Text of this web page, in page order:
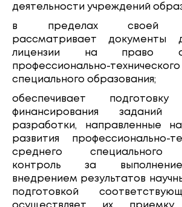
деятельности учреждений
в пределах своей
рассматривает документы
лицензии на право
профессионально-
специального образования;
обеспечивает подготовку
финансирования
разработки, направленные
развития профессионально-
среднего специального
контроль за
внедрением результатов
подготовкой